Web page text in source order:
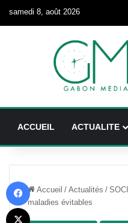
samedi 8, août 2026
ACCUEIL ACTUALITE
Accueil / Actualités /
maladies évitables
X